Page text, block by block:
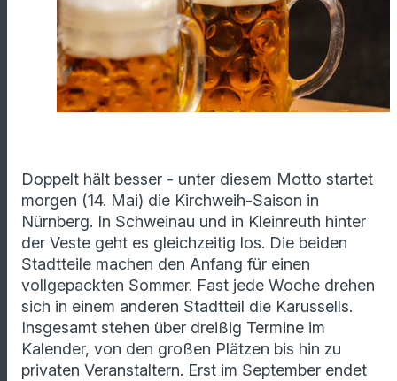
Doppelt hält besser - unter diesem Motto startet
morgen (14. Mai) die Kirchweih-Saison in
Nürnberg. In Schweinau und in Kleinreuth hinter
der Veste geht es gleichzeitig los. Die beiden
Stadtteile machen den Anfang für einen
vollgepackten Sommer. Fast jede Woche drehen
sich in einem anderen Stadtteil die Karussells.
Insgesamt stehen über dreißig Termine im
Kalender, von den großen Plätzen bis hin zu
privaten Veranstaltern. Erst im September endet